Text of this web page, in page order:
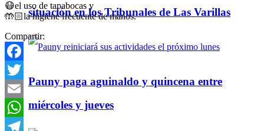
situación en los Tribunales de Las Varillas
Pauny paga aguinaldo y quincena entre
miércoles y jueves
😷el uso de tapabocas y
🤲🏻la higiene frecuente de manos.
Compartir:
Facebook
Twitter
Email
WhatsApp